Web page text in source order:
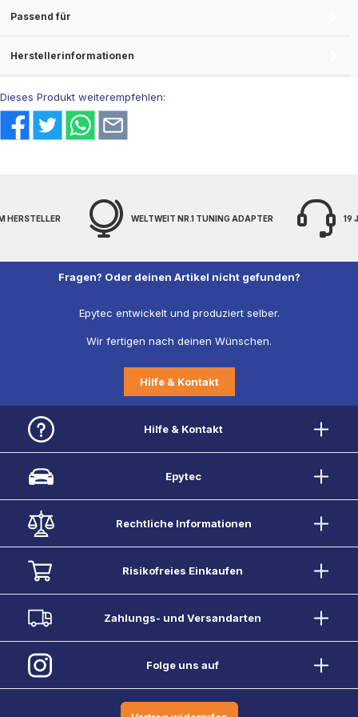
Passend für
Herstellerinformationen
Dieses Produkt weiterempfehlen:
HERSTELLER WELTWEIT NR.1 TUNING ADAPTER 19
Fragen? Oder deinen Artikel nicht gefunden?
Epytec entwickelt und produziert selber.
Wir fertigen nach deinen Wünschen.
Hilfe & Kontakt
Hilfe & Kontakt
Epytec
Rechtliche Informationen
Risikofreies Einkaufen
Zahlungs- und Versandarten
Folge uns auf